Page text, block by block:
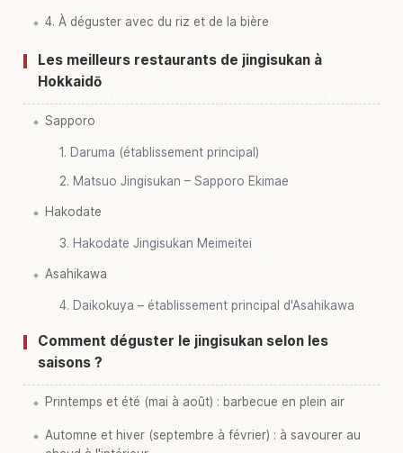
4. À déguster avec du riz et de la bière
Les meilleurs restaurants de jingisukan à
Hokkaidō
Sapporo
1. Daruma (établissement principal)
2. Matsuo Jingisukan – Sapporo Ekimae
Hakodate
3. Hakodate Jingisukan Meimeitei
Asahikawa
4. Daikokuya – établissement principal d'Asahikawa
Comment déguster le jingisukan selon les
saisons ?
Printemps et été (mai à août) : barbecue en plein air
Automne et hiver (septembre à février) : à savourer au